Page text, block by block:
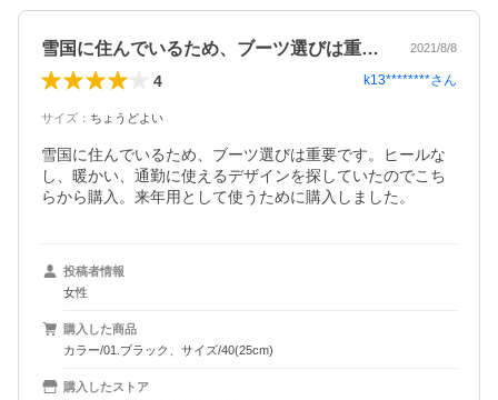
雪国に住んでいるため、ブーツ選びは重要… 2021/8/8
4 k13********さん
サイズ ： ちょうどよい
雪国に住んでいるため、ブーツ選びは重要です。ヒールな
し、暖かい、通勤に使えるデザインを探していたのでこち
らから購入。来年用として使うために購入しました。
投稿者情報
女性
購入した商品
カラー/01.ブラック、サイズ/40(25cm)
購入したストア